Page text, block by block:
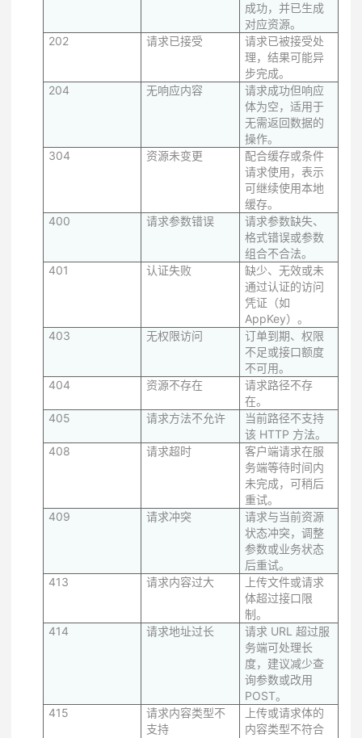
成功，并已生成
对应资源。
202
请求已接受
请求已被接受处
理，结果可能异
步完成。
204
无响应内容
请求成功但响应
体为空，适用于
无需返回数据的
操作。
304
资源未变更
配合缓存或条件
请求使用，表示
可继续使用本地
缓存。
400
请求参数错误
请求参数缺失、
格式错误或参数
组合不合法。
401
认证失败
缺少、无效或未
通过认证的访问
凭证（如
AppKey）。
403
无权限访问
订单到期、权限
不足或接口额度
不可用。
404
资源不存在
请求路径不存
在。
405
请求方法不允许
当前路径不支持
该 HTTP 方法。
408
请求超时
客户端请求在服
务端等待时间内
未完成，可稍后
重试。
409
请求冲突
请求与当前资源
状态冲突，调整
参数或业务状态
后重试。
413
请求内容过大
上传文件或请求
体超过接口限
制。
414
请求地址过长
请求 URL 超过服
务端可处理长
度，建议减少查
询参数或改用
POST。
415
请求内容类型不
支持
上传或请求体的
内容类型不符合